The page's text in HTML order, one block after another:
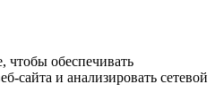
обеспечивать
сайта и анализировать сетевой